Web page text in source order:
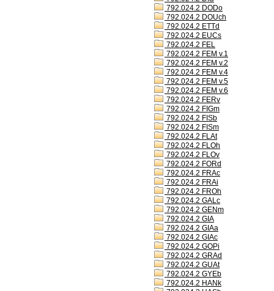
792.024.2 DODo
792.024.2 DOUch
792.024.2 ETTd
792.024.2 EUCs
792.024.2 FEL
792.024.2 FEM v.1
792.024.2 FEM v.2
792.024.2 FEM v.4
792.024.2 FEM v.5
792.024.2 FEM v.6
792.024.2 FERv
792.024.2 FIGm
792.024.2 FISb
792.024.2 FISm
792.024.2 FLAt
792.024.2 FLOh
792.024.2 FLOv
792.024.2 FORd
792.024.2 FRAc
792.024.2 FRAi
792.024.2 FROh
792.024.2 GALc
792.024.2 GENm
792.024.2 GIA
792.024.2 GIAa
792.024.2 GIAc
792.024.2 GOPi
792.024.2 GRAd
792.024.2 GUAt
792.024.2 GYEb
792.024.2 HANk